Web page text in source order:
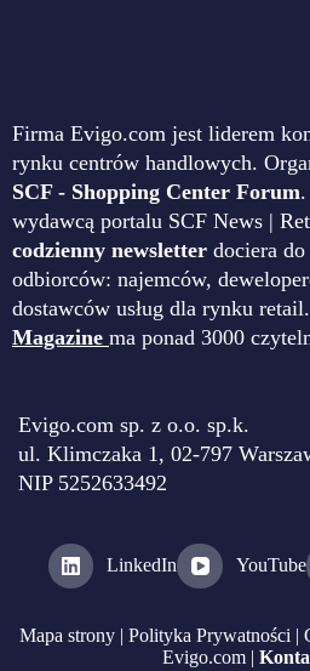
Firma Evigo.com jest liderem
rynku centrów handlowych.
SCF - Shopping Center Forum
wydawcą portalu SCF News |
codzienny newsletter dociera
odbiorców: najemców,
dostawców usług dla rynku
Magazine ma ponad 3000
Evigo.com sp. z o.o. sp.k.
ul. Klimczaka 1, 02-797
NIP 5252633492
LinkedIn YouTube
Mapa strony |Polityka Prywatności |
Evigo.com |